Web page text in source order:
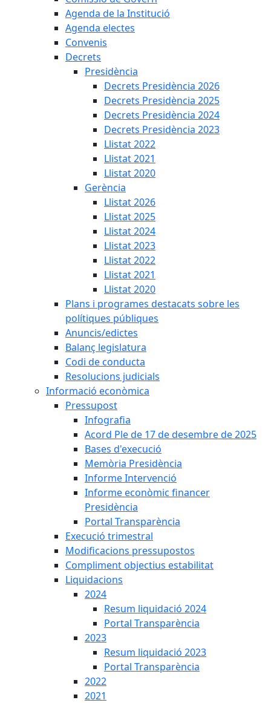
Agenda de la Institució
Agenda electes
Convenis
Decrets
Presidència
Decrets Presidència 2026
Decrets Presidència 2025
Decrets Presidència 2024
Decrets Presidència 2023
Llistat 2022
Llistat 2021
Llistat 2020
Gerència
Llistat 2026
Llistat 2025
Llistat 2024
Llistat 2023
Llistat 2022
Llistat 2021
Llistat 2020
Plans i programes destacats sobre les
polítiques públiques
Anuncis/edictes
Balanç legislatura
Codi de conducta
Resolucions judicials
Informació econòmica
Pressupost
Infografia
Acord Ple de 17 de desembre de 2025
Bases d'execució
Memòria Presidència
Informe Intervenció
Informe econòmic financer
Presidència
Portal Transparència
Execució trimestral
Modificacions pressupostos
Compliment objectius estabilitat
Liquidacions
2024
Resum liquidació 2024
Portal Transparència
2023
Resum liquidació 2023
Portal Transparència
2022
2021